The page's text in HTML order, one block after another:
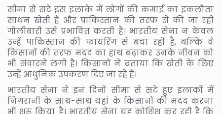
सीमा से सटे इस इलाके में लोगों की कमाई का इकलौता
साधन खेती है और पाकिस्तान की तरफ से की जा रही
गोलीबारी उसे प्रभावित करती है। भारतीय सेना न केवल
उन्हें पाकिस्तान की फायरिंग से बचा रही है, बल्कि वे
किसानों की तरफ मदद का हाथ बढ़ाकर उनके जीवन को
भी संवारने लगी है। किसानों ने बताया कि खेती के लिए
उन्हें आधुनिक उपकरण दिए जा रहे हैं।
भारतीय सेना ने इन दिनों सीमा से सटे हुए इलाकों में
निगरानी के साथ-साथ यहां के किसानों की मदद करना
भी शुरू किया है। भारतीय सेना यह कोशिश कर रही है कि